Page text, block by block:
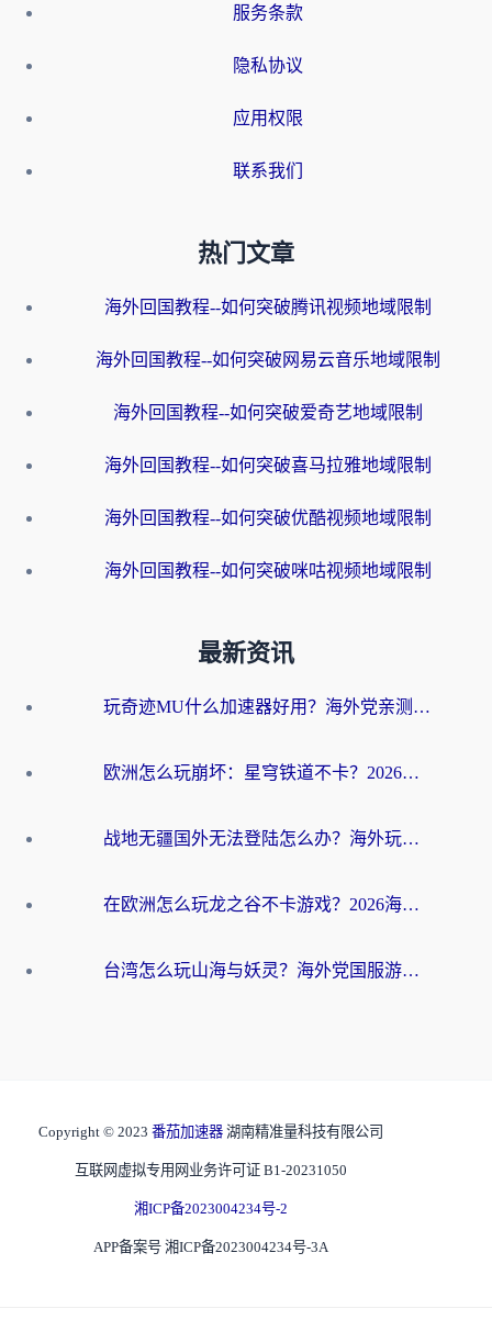
服务条款
隐私协议
应用权限
联系我们
热门文章
海外回国教程--如何突破腾讯视频地域限制
海外回国教程--如何突破网易云音乐地域限制
海外回国教程--如何突破爱奇艺地域限制
海外回国教程--如何突破喜马拉雅地域限制
海外回国教程--如何突破优酷视频地域限制
海外回国教程--如何突破咪咕视频地域限制
最新资讯
玩奇迹MU什么加速器好用？海外党亲测：这款加速器让你告别延迟卡顿！
欧洲怎么玩崩坏：星穹铁道不卡？2026海外玩家国服游戏加速器终极攻略
战地无疆国外无法登陆怎么办？海外玩家国服畅玩终极指南（附欧服魔兽EVE加速方案）
在欧洲怎么玩龙之谷不卡游戏？2026海外党国服游戏加速全攻略
台湾怎么玩山海与妖灵？海外党国服游戏加速全攻略，告别延迟卡顿
Copyright © 2023 番茄加速器 湖南精准量科技有限公司
互联网虚拟专用网业务许可证 B1-20231050
湘ICP备2023004234号-2
APP备案号 湘ICP备2023004234号-3A